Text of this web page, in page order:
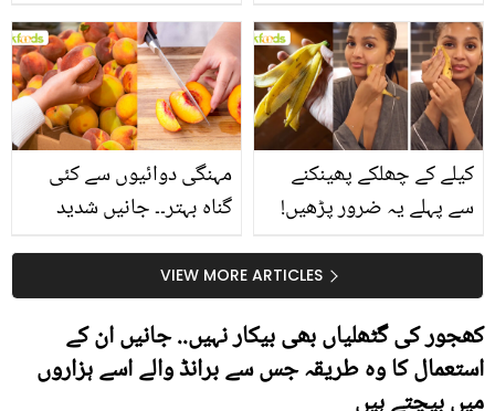
سے متعلق غلط فہمیوں کی
حقیقت کیا ہے اور افواہ
کیا؟
بتائے راز
مہنگی دوائیوں سے کئی
گناہ بہتر۔۔ جانیں شدید
کیوں کھانا چاہیے؟
کیلے کے چھلکے پھینکنے
سے پہلے یہ ضرور پڑھیں!
سستا اور قدرتی حلVIEW MORE ARTICLES
کھجور کی گٹھلیاں بھی بیکار نہیں.. جانیں ان کے
استعمال کا وہ طریقہ جس سے برانڈ والے اسے ہزاروں